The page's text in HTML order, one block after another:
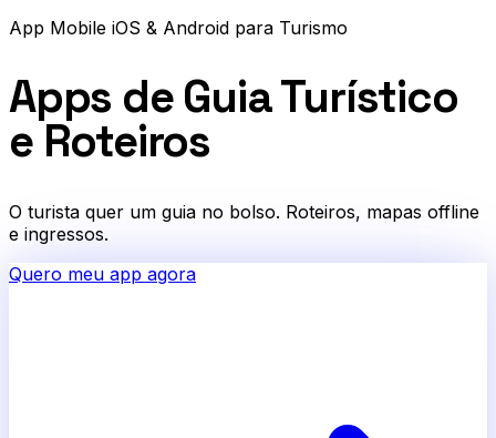
App Mobile iOS & Android para Turismo
Apps de Guia Turístico
e Roteiros
O turista quer um guia no bolso. Roteiros, mapas offline
e ingressos.
Quero meu app agora